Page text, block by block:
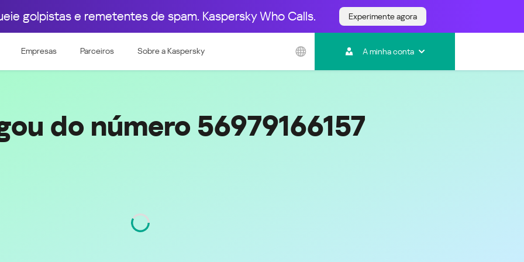
golpistas e remetentes de spam. Kaspersky Who Calls. Experimente agora
Empresas Parceiros Sobre a Kaspersky A minha conta
Ocidental
& Luxembourg
Leste Europeu
Česká republika
Magyarország
Srbija
Türkiye
Қазақстан - Қазақша (Kazakhstan -
Kazakh)
Ásia e Pacífico
Australia
India
Malaysia - Bahasa Melayu
New Zealand
do número 56979166157